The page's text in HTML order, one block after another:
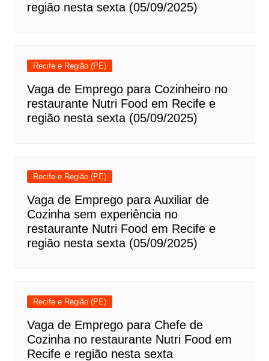
região nesta sexta (05/09/2025)
Recife e Região (PE)
Vaga de Emprego para Cozinheiro no
restaurante Nutri Food em Recife e
região nesta sexta (05/09/2025)
Recife e Região (PE)
Vaga de Emprego para Auxiliar de
Cozinha sem experiência no
restaurante Nutri Food em Recife e
região nesta sexta (05/09/2025)
Recife e Região (PE)
Vaga de Emprego para Chefe de
Cozinha no restaurante Nutri Food em
Recife e região nesta sexta